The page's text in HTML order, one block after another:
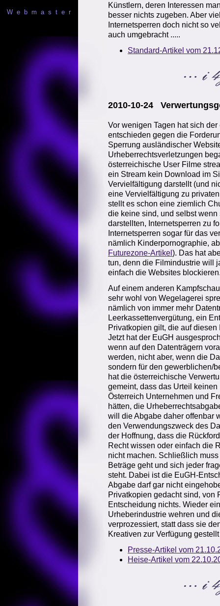
W e b m a s t e r
Künstlern, deren Interessen
besser nichts zugeben. Aber
Internetsperren doch nicht so
auch umgebracht .....
Standard-Artikel vom
2010-10-24
Vor wenigen Tagen hat sich
entschieden gegen die
Sperrung ausländischer
Urheberrechtsverletzungen
österreichische User Filme
ein Stream kein Download im
Vervielfältigung darstellt (und
eine Vervielfältigung zu
stellt es schon eine ziemlich
die keine sind, und selbst
darstellten, Internetsperren zu
Internetsperren sogar für das
nämlich Kinderpornographie,
Futurezone-Artikel ). Das hat
tun, denn die Filmindustrie will
einfach die Websites
Auf einem anderen
sehr wohl von Wegelagerei
nämlich von immer mehr
Leerkassettenvergütung, ein
Privatkopien gilt, die auf
Jetzt hat der EuGH
wenn auf den Datenträgern
werden, nicht aber, wenn die
sondern für den gewerblichen/
hat die österreichische
gemeint, dass das Urteil
Österreich Unternehmen und
hätten, die
will die Abgabe daher offenbar
den Verwendungszweck des
der Hoffnung, dass die
Recht wissen oder einfach die
nicht machen. Schließlich
Beträge geht und sich jeder
steht. Dabei ist die EuGH-
Abgabe darf gar nicht
Privatkopien gedacht sind, von
Entscheidung nichts. Wieder
Urheberindustrie wehren und
verprozessiert, statt dass sie
Kreativen zur Verfügung
Presse-Artikel vom
Heise-Artikel vom